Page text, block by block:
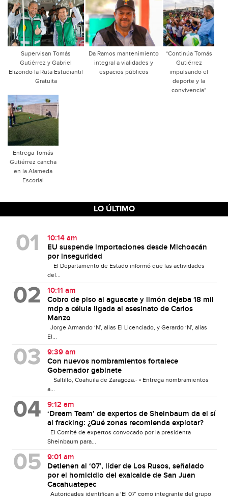
Supervisan Tomás
Gutiérrez y Gabriel
Elizondo la Ruta Estudiantil
Gratuita
Da Ramos mantenimiento
integral a vialidades y
espacios públicos
*Continúa Tomás
Gutiérrez
impulsando el
deporte y la
convivencia*
Entrega Tomás
Gutiérrez cancha
en la Alameda
Escorial
LO ÚLTIMO
10:14 am
EU suspende importaciones desde Michoacán
por inseguridad
El Departamento de Estado informó que las actividades
del...
10:11 am
Cobro de piso al aguacate y limón dejaba 18 mil
mdp a célula ligada al asesinato de Carlos
Manzo
Jorge Armando ‘N’, alias El Licenciado, y Gerardo ‘N’, alias
El...
9:39 am
Con nuevos nombramientos fortalece
Gobernador gabinete
Saltillo, Coahuila de Zaragoza.- • Entrega nombramientos
a...
9:12 am
‘Dream Team’ de expertos de Sheinbaum da el sí
al fracking: ¿Qué zonas recomienda explotar?
El Comité de expertos convocado por la presidenta
Sheinbaum para...
9:01 am
Detienen al ‘07′, líder de Los Rusos, señalado
por el homicidio del exalcalde de San Juan
Cacahuatepec
Autoridades identifican a ‘El 07’ como integrante del grupo